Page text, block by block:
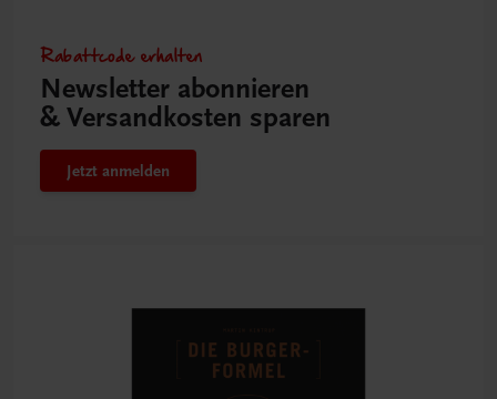
Rabattcode erhalten
Newsletter abonnieren
& Versandkosten sparen
Jetzt anmelden